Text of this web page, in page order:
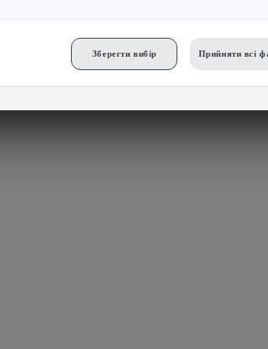
Зберегти вибір Прийняти всі